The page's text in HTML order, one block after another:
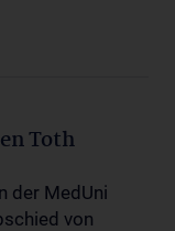
Toth
der MedUni
von